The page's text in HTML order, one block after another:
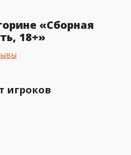
«Сборная
18+»
игроков